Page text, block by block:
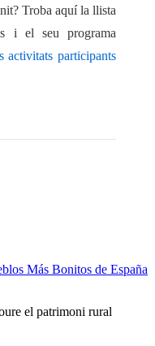
Troba aquí la llista
i el seu programa
activitats participants
Más Bonitos de España
el patrimoni rural